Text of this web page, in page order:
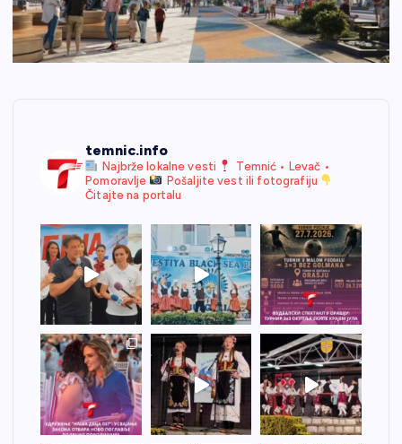
temnic.info
Najbrže lokalne vesti
Temnić • Levač •
Pomoravlje
Pošaljite vest ili fotografiju
Čitajte na portalu